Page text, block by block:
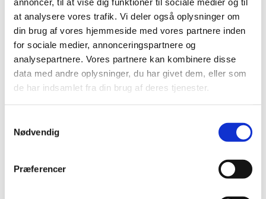
at analysere vores trafik. Vi deler også oplysninger om
din brug af vores hjemmeside med vores partnere inden
for sociale medier, annonceringspartnere og
analysepartnere. Vores partnere kan kombinere disse
data med andre oplysninger, du har givet dem, eller som
de har indsamlet fra din brug af deres tjenester.
Nødvendig
Præferencer
Bestsælgende varer i Akvariearmaturer
og LED-belysning